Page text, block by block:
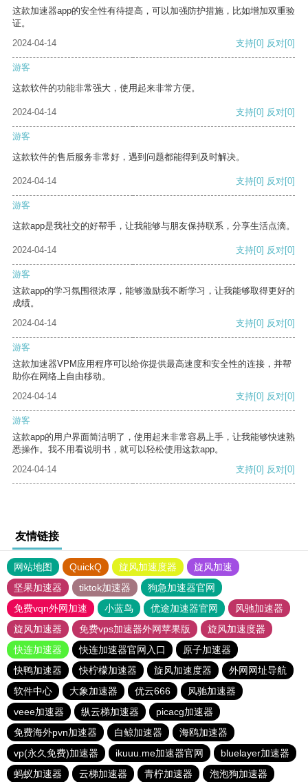
这款加速器app的安全性有待提高，可以加强防护措施，比如增加双重验
证。
2024-04-14
支持[0] 反对[0]
游客
这款软件的功能非常强大，使用起来非常方便。
2024-04-14 支持[0] 反对[0]
游客
这款软件的售后服务非常好，遇到问题都能得到及时解决。
2024-04-14 支持[0] 反对[0]
游客
这款app是我社交的好帮手，让我能够与朋友保持联系，分享生活点滴。
2024-04-14 支持[0] 反对[0]
游客
这款app的学习氛围很浓厚，能够激励我不断学习，让我能够取得更好的
成绩。
2024-04-14
支持[0] 反对[0]
游客
这款加速器VPM应用程序可以给你提供最高速度和安全性的连接，并帮
助你在网络上自由移动。
2024-04-14
支持[0] 反对[0]
游客
这款app的用户界面简洁明了，使用起来非常容易上手，让我能够快速熟
悉操作。我不用看说明书，就可以轻松使用这款app。
2024-04-14
支持[0] 反对[0]
友情链接
网站地图 QuickQ 旋风加速度器
旋风加速
坚果加速器
tiktok加速器
狗急加速器官网
免费vqn外网加速
小蓝鸟 优途加速器官网
风驰加速器
旋风加速器
免费vps加速器外网苹果版
旋风加速度器
快连加速器
快连加速器官网入口
原子加速器
快鸭加速器
快柠檬加速器 旋风加速度器
外网网址导航
软件中心
大象加速器 优云666
风驰加速器
veee加速器
纵云梯加速器
picacg加速器
免费海外pvn加速器
白鲸加速器
海鸥加速器
vp(永久免费)加速器
ikuuu.me加速器官网
bluelayer加速器
蚂蚁加速器
云梯加速器 青柠加速器 泡泡狗加速器